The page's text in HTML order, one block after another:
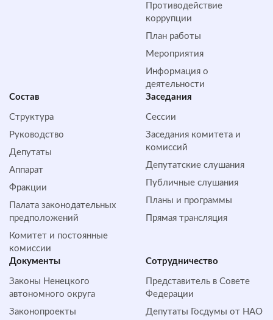
Противодействие
коррупции
План работы
Мероприятия
Информация о
деятельности
Состав
Структура
Руководство
Депутаты
Аппарат
Фракции
Палата законодательных
предположений
Комитет и постоянные
комиссии
Заседания
Сессии
Заседания комитета и
комиссий
Депутатские слушания
Публичные слушания
Планы и программы
Прямая трансляция
Документы
Законы Ненецкого
автономного округа
Законопроекты
Сотрудничество
Представитель в Совете
Федерации
Депутаты Госдумы от НАО